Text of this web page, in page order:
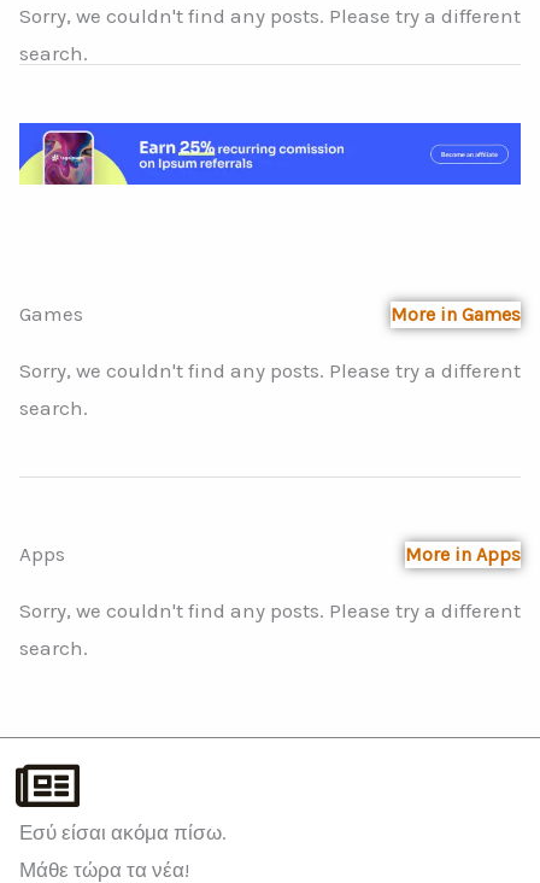
Sorry, we couldn't find any posts. Please try a different
search.
Games More in Games
Sorry, we couldn't find any posts. Please try a different
search.
Apps More in Apps
Sorry, we couldn't find any posts. Please try a different
search.
Εσύ είσαι ακόμα πίσω.
Μάθε τώρα τα νέα!